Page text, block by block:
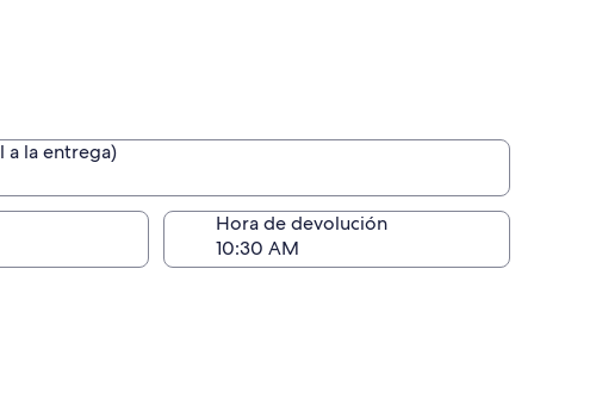
a la entrega)
a la entrega)
Hora de devolución